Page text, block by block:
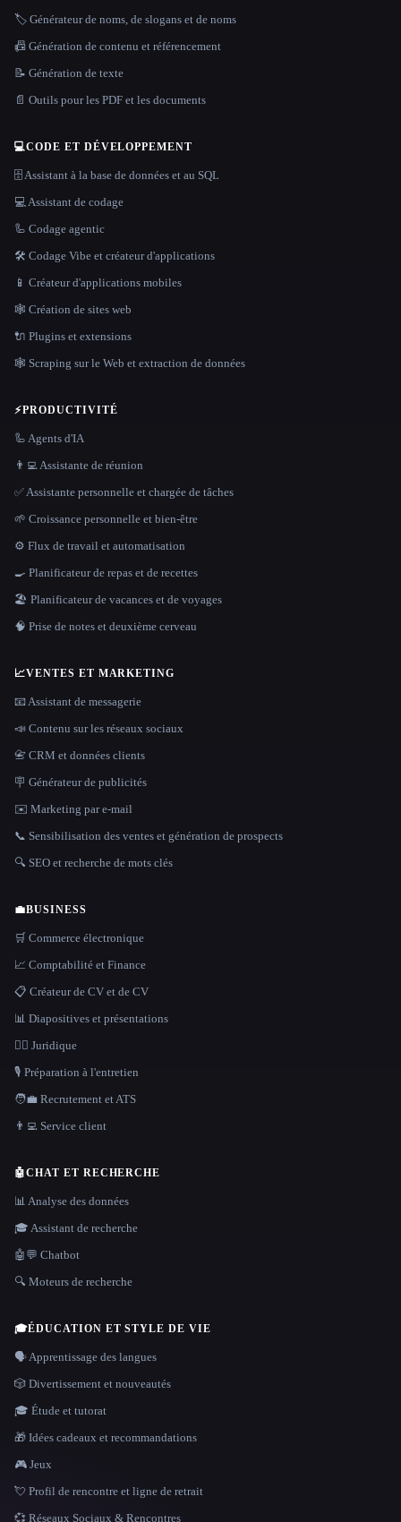
🏷️ Générateur de noms, de slogans et de noms
📠 Génération de contenu et référencement
📝 Génération de texte
📄 Outils pour les PDF et les documents
💻CODE ET DÉVELOPPEMENT
🗄️ Assistant à la base de données et au SQL
💻 Assistant de codage
🦾 Codage agentic
🛠️ Codage Vibe et créateur d'applications
📱 Créateur d'applications mobiles
🕸 Création de sites web
🔌 Plugins et extensions
🕸️ Scraping sur le Web et extraction de données
⚡PRODUCTIVITÉ
🦾 Agents d'IA
👨‍💻 Assistante de réunion
✅ Assistante personnelle et chargée de tâches
🌱 Croissance personnelle et bien-être
⚙️ Flux de travail et automatisation
🍳 Planificateur de repas et de recettes
🏖 Planificateur de vacances et de voyages
🧠 Prise de notes et deuxième cerveau
📈VENTES ET MARKETING
📧 Assistant de messagerie
📣 Contenu sur les réseaux sociaux
📇 CRM et données clients
🪧 Générateur de publicités
✉️ Marketing par e-mail
📞 Sensibilisation des ventes et génération de prospects
🔍 SEO et recherche de mots clés
💼BUSINESS
🛒 Commerce électronique
📈 Comptabilité et Finance
📋 Créateur de CV et de CV
📊 Diapositives et présentations
👩‍⚖️ Juridique
🎙️ Préparation à l'entretien
🧑‍💼 Recrutement et ATS
👨‍💻 Service client
🤖CHAT ET RECHERCHE
📊 Analyse des données
🎓 Assistant de recherche
🤖💬 Chatbot
🔍 Moteurs de recherche
🎓ÉDUCATION ET STYLE DE VIE
🗣️ Apprentissage des langues
🎲 Divertissement et nouveautés
🎓 Étude et tutorat
🎁 Idées cadeaux et recommandations
🎮 Jeux
💘 Profil de rencontre et ligne de retrait
💞 Réseaux Sociaux & Rencontres